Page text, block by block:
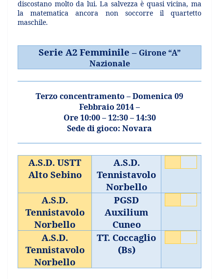
discostano molto da lui. La salvezza è quasi vicina, ma
la matematica ancora non soccorre il quartetto
maschile.
Serie A2 Femminile – Girone “A”
Nazionale
Terzo concentramento – Domenica 09
Febbraio 2014 –
Ore 10:00 – 12:30 – 14:30
Sede di gioco: Novara
A.S.D. USTT
Alto Sebino
A.S.D.
Tennistavolo
Norbello
A.S.D.
Tennistavolo
Norbello
PGSD
Auxilium
Cuneo
A.S.D.
Tennistavolo
Norbello
TT. Coccaglio
(Bs)